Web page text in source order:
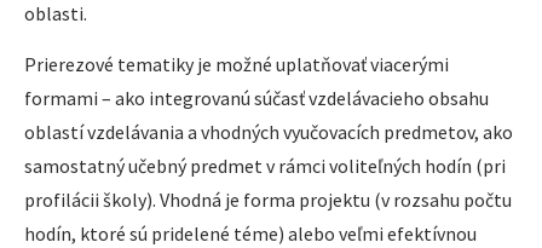
oblasti.
Prierezové tematiky je možné uplatňovať viacerými
formami – ako integrovanú súčasť vzdelávacieho obsahu
oblastí vzdelávania a vhodných vyučovacích predmetov, ako
samostatný učebný predmet v rámci voliteľných hodín (pri
profilácii školy). Vhodná je forma projektu (v rozsahu počtu
hodín, ktoré sú pridelené téme) alebo veľmi efektívnou